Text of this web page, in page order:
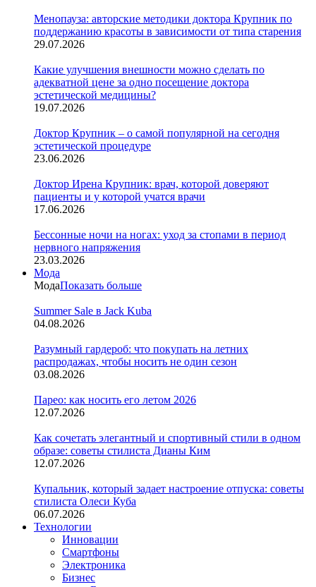
Менопауза: авторские методики доктора Крупник по
поддержанию красоты в зависимости от типа старения
29.07.2026
Какие улучшения внешности можно сделать по
адекватной цене за одно посещение доктора
эстетической медицины?
19.07.2026
Доктор Крупник – о самой популярной на сегодня
эстетической процедуре
23.06.2026
Доктор Ирена Крупник: врач, которой доверяют
пациенты и у которой учатся врачи
17.06.2026
Бессонные ночи на ногах: уход за стопами в период
нервного напряжения
23.03.2026
Мода
МодаПоказать больше
Summer Sale в Jack Kuba
04.08.2026
Разумный гардероб: что покупать на летних
распродажах, чтобы носить не один сезон
03.08.2026
Парео: как носить его летом 2026
12.07.2026
Как сочетать элегантный и спортивный стили в одном
образе: советы стилиста Дианы Ким
12.07.2026
Купальник, который задает настроение отпуска: советы
стилиста Олеси Куба
06.07.2026
Технологии
Инновации
Смартфоны
Электроника
Бизнес